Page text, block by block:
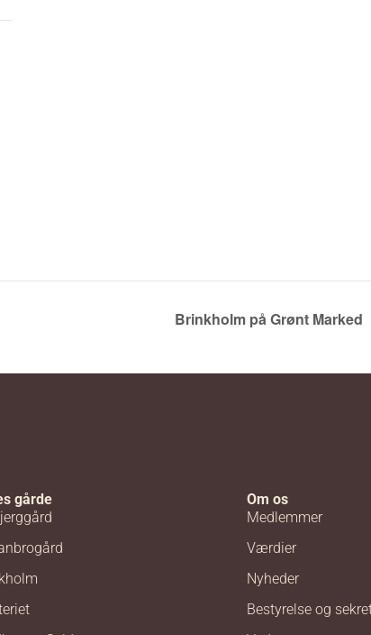
Brinkholm på Grønt Marked
gårde
Om os
Medlemmer
Værdier
Nyheder
Bestyrelse og